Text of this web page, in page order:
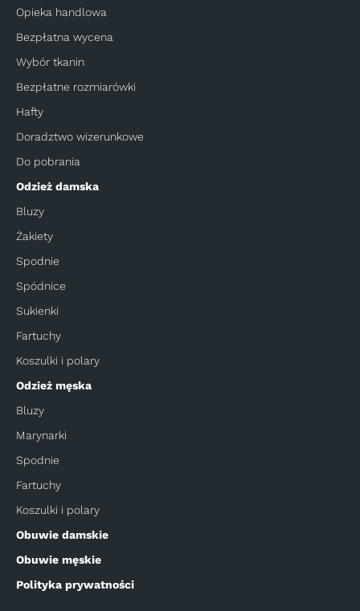
Opieka handlowa
Bezpłatna wycena
Wybór tkanin
Bezpłatne rozmiarówki
Hafty
Doradztwo wizerunkowe
Do pobrania
Odzież damska
Bluzy
Żakiety
Spodnie
Spódnice
Sukienki
Fartuchy
Koszulki i polary
Odzież męska
Bluzy
Marynarki
Spodnie
Fartuchy
Koszulki i polary
Obuwie damskie
Obuwie męskie
Polityka prywatności